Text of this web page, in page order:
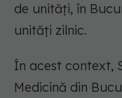
de unităţi, în
unităţi zilnic.
În acest context,
Medicină din